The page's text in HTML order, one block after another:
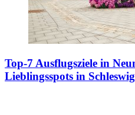
Top-7 Ausflugsziele in
Lieblingsspots in